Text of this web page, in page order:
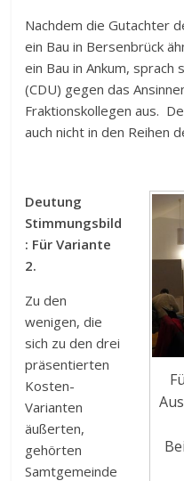
Nachdem die Gutachter
ein Bau in Bersenbrück
ein Bau in Ankum,
(CDU) gegen das
Fraktionskollegen aus.
auch nicht in den Reihen
Deutung
Stimmungsbild
: Für Variante
2.
Zu den
wenigen, die
sich zu den drei
präsentierten
Kosten-
Varianten
äußerten,
gehörten
Samtgemeinde